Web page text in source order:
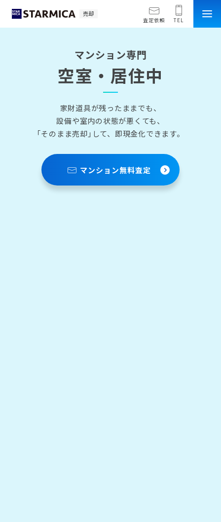
売却
査定依頼 TEL
マンション専門
空室・居住中
家財道具が残ったままでも、
設備や室内の状態が悪くても、
｢そのまま売却｣して、即現金化できます。
マンション無料査定